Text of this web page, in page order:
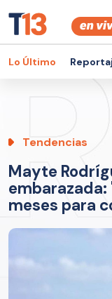
Lo Último
Tendencias
Mayte
embarazada:
meses para